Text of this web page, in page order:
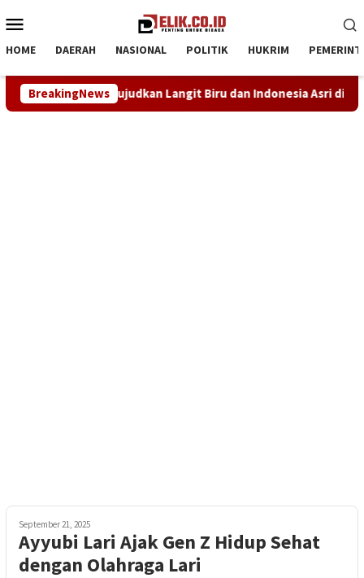
ke
Mobile
HOME DAERAH NASIONAL POLITIK HUKRIM
BreakingNewsWujudkan Langit Biru dan Indonesia Asri di Desa
September 21, 2025
Ayyubi Lari Ajak Gen Z Hidup Sehat
dengan Olahraga Lari